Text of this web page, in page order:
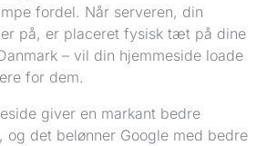
fordel. Når serveren, din
på, er placeret fysisk tæt på dine
– vil din hjemmeside loade
for dem.
giver en markant bedre
og det belønner Google med bedre